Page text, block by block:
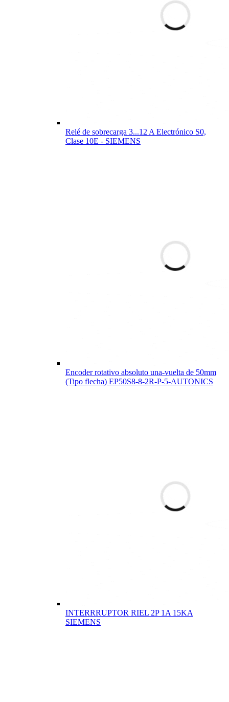
Relé de sobrecarga 3...12 A Electrónico S0,
Clase 10E - SIEMENS
Encoder rotativo absoluto una-vuelta de 50mm
(Tipo flecha) EP50S8-8-2R-P-5-AUTONICS
INTERRRUPTOR RIEL 2P 1A 15KA
SIEMENS